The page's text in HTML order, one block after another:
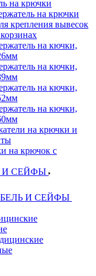
на крючки
на крючки
крепления вывесок
на кючки,
на кючки,
на кючки,
на кючки,
на крючки и
на крючок с
И СЕЙФЫ
И СЕЙФЫ